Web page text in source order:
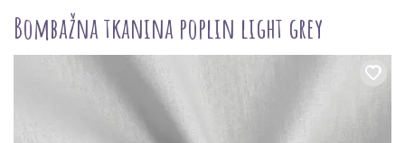
Bombažna tkanina poplin light grey